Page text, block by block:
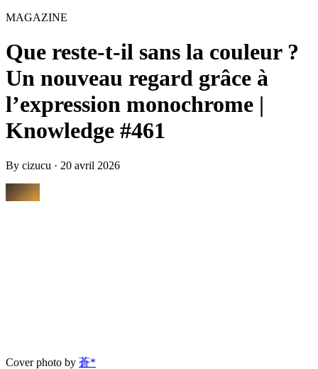
MAGAZINE
Que reste-t-il sans la couleur ?
Un nouveau regard grâce à
l’expression monochrome |
Knowledge #461
By cizucu · 20 avril 2026
Cover photo by 蒼*